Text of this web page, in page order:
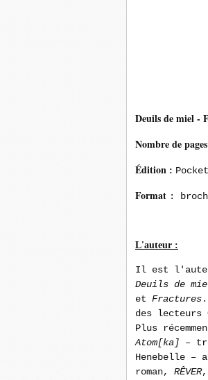
Deuils de miel -
Nombre de pages
Édition :
Format :
L'auteur :
Il est
Deuils de
et Fractures.
des lecteurs
Plus
Atom[ka] –
Henebelle –
roman, RÊVER,